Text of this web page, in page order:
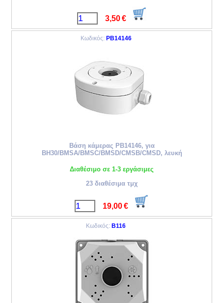
3,50 €
Κωδικός: PB14146
Βάση κάμερας PB14146, για
BH30/BMSA/BMSC/BMSD/CMSB/CMSD, λευκή
Διαθέσιμο σε 1-3 εργάσιμες
23 διαθέσιμα τμχ
19,00€
Κωδικός: B116